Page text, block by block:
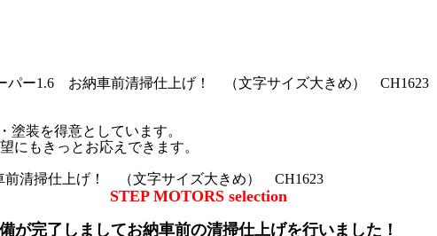
1.6 お納車前清掃仕上げ！ （文字サイズ大きめ） CH1623
塗装を得意としています。
にもきっとお応えできます。
掃仕上げ！ （文字サイズ大きめ） CH1623
STEP MOTORS selection
が完了しましてお納車前の清掃仕上げを行いました！